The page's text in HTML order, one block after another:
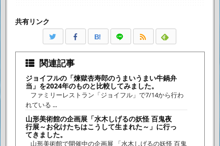
共有リンク
B!
関連記事
ジョイフルの「煉獄杏寿郎のうまいうまい牛鍋弁
当」を2024年のものと比較してみました。
ファミリーレストラン「ジョイフル」で7/14から行わ
れている ...
山形美術館の企画展「水木しげるの妖怪 百鬼夜
行展～お化けたちはこうして生まれた～」に行っ
てきました。
山形美術館で開催中の企画展 「水木しげるの妖怪 百鬼